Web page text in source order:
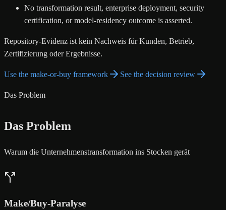
No transformation result, enterprise deployment, security
certification, or model-residency outcome is asserted.
Repository-Evidenz ist kein Nachweis für Kunden, Betrieb,
Zertifizierung oder Ergebnisse.
Use the make-or-buy framework See the decision review
Das Problem
Das Problem
Warum die Unternehmenstransformation ins Stocken gerät
Make/Buy-Paralyse